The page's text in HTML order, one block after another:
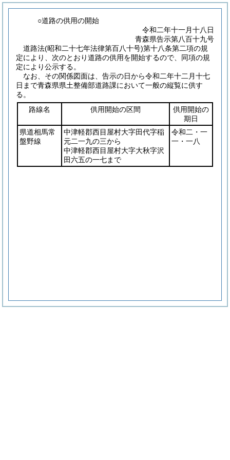
○道路の供用の開始
令和二年十一月十八日
青森県告示第八百十九号
道路法(昭和二十七年法律第百八十号)第十八条第二項の規
定により、次のとおり道路の供用を開始するので、同項の規
定により公示する。
なお、その関係図面は、告示の日から令和二年十二月十七
日まで青森県県土整備部道路課において一般の縦覧に供す
る。
路線名
供用開始の区間
供用開始の
期日
県道相馬常
盤野線
中津軽郡西目屋村大字田代字稲
元二一九の三から
中津軽郡西目屋村大字大秋字沢
田六五の一七まで
令和二・一
一・一八